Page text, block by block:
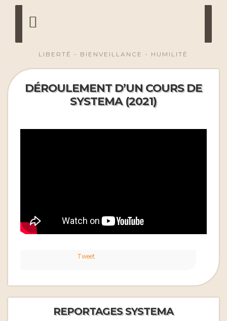
LIBERTÉ - BIENVEILLANCE - HUMILITÉ
DÉROULEMENT D’UN COURS DE
SYSTEMA (2021)
Tweet
REPORTAGES SYSTEMA